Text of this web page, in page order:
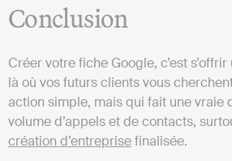
Conclusion
Créer votre fiche Google, c’est
là où vos futurs clients vous
action simple, mais qui fait une vraie
volume d’appels et de contacts,
création d’entreprisefinalisée.